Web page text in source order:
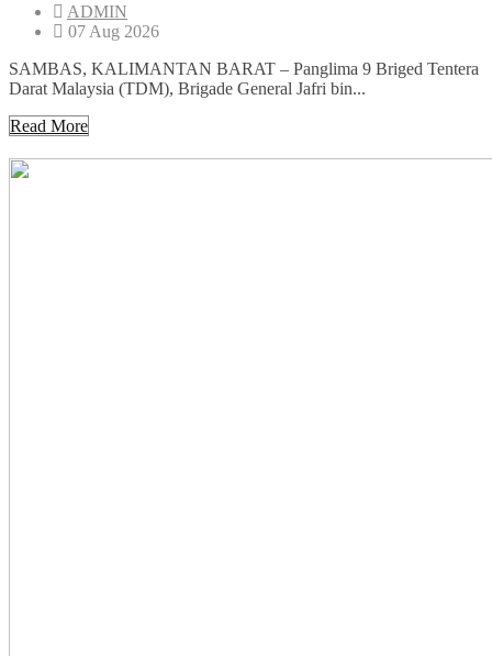
ADMIN
07 Aug 2026
SAMBAS, KALIMANTAN BARAT – Panglima 9 Briged Tentera
Darat Malaysia (TDM), Brigade General Jafri bin...
Read More